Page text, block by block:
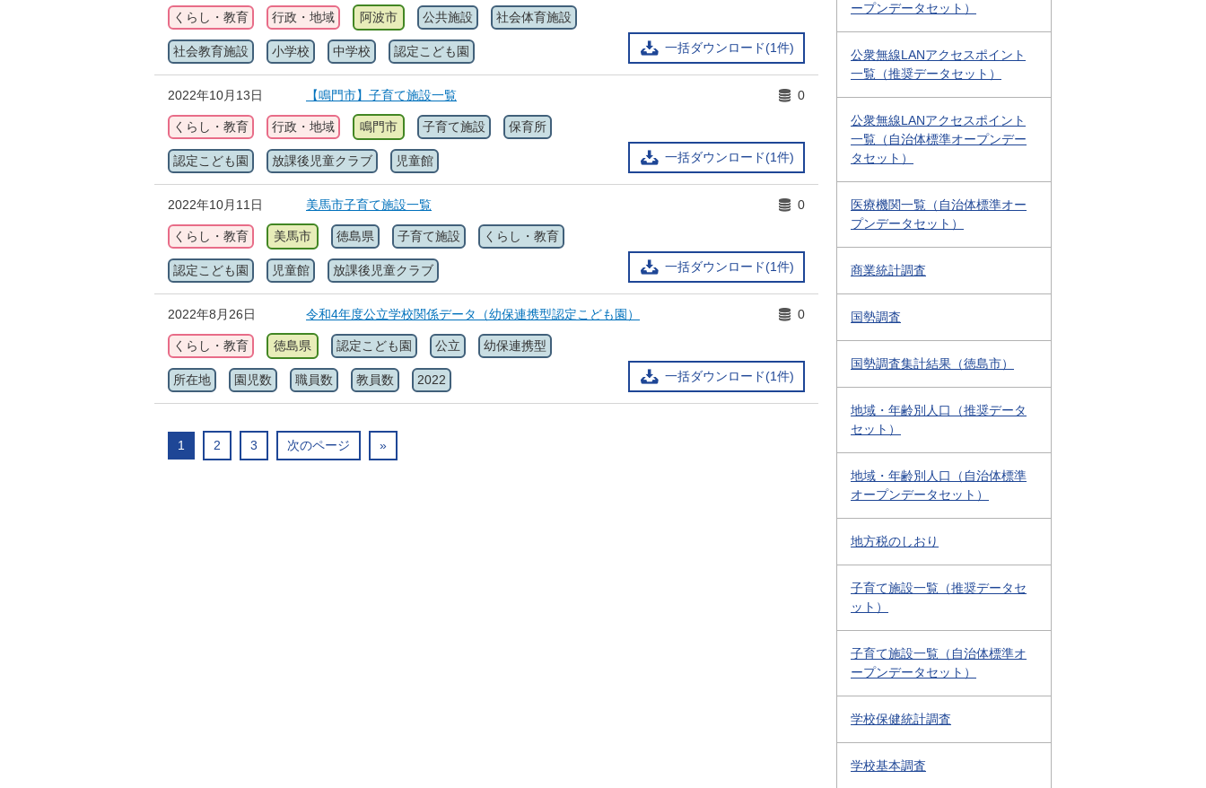
一括ダウンロード(1件)
くらし・教育 行政・地域 阿波市 公共施設 社会体育施設
社会教育施設 小学校 中学校 認定こども園
2022年10月13日 【鳴門市】子育て施設一覧
一括ダウンロード(1件)
0
くらし・教育 行政・地域 鳴門市 子育て施設 保育所
認定こども園 放課後児童クラブ 児童館
2022年10月11日 美馬市子育て施設一覧
一括ダウンロード(1件)
0
くらし・教育 美馬市 徳島県 子育て施設 くらし・教育
認定こども園 児童館 放課後児童クラブ
2022年8月26日 令和4年度公立学校関係データ（幼保連携型認定こども園）
一括ダウンロード(1件)
0
くらし・教育 徳島県 認定こども園 公立 幼保連携型
所在地 園児数 職員数 教員数 2022
1 2 3 次のページ »
ープンデータセット）
公衆無線LANアクセスポイント
一覧（推奨データセット）
公衆無線LANアクセスポイント
一覧（自治体標準オープンデー
タセット）
医療機関一覧（自治体標準オー
プンデータセット）
商業統計調査
国勢調査
国勢調査集計結果（徳島市）
地域・年齢別人口（推奨データ
セット）
地域・年齢別人口（自治体標準
オープンデータセット）
地方税のしおり
子育て施設一覧（推奨データセ
ット）
子育て施設一覧（自治体標準オ
ープンデータセット）
学校保健統計調査
学校基本調査